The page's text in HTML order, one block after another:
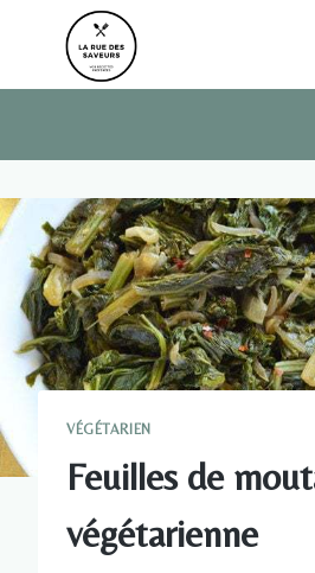
VÉGÉTARIEN
Feuilles de
végétarienne